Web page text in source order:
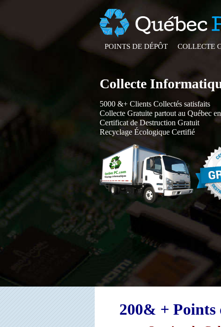
POINTS DE DÉPÔT COLLECTE
Collecte
5000 &+ Clients Collectés satisfaits
Collecte Gratuite partout au Québec
Certificat de Destruction Gratuit
Recyclage Écologique Certifié
200& + Points